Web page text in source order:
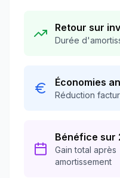
Retour sur
Durée
Économies
Réduction
Bénéfice sur
Gain total après
amortissement